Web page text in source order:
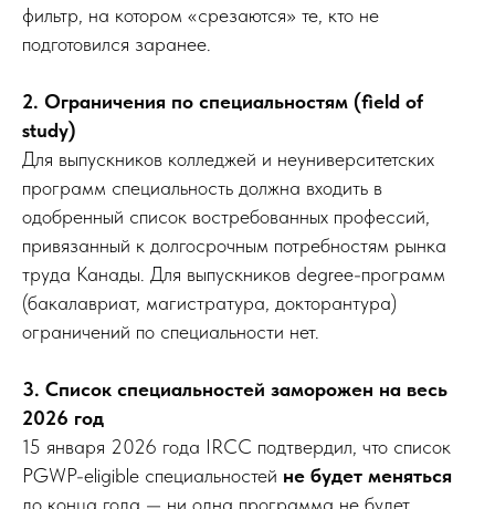
фильтр, на котором «срезаются» те, кто не
подготовился заранее.
2. Ограничения по специальностям (field of
study)
Для выпускников колледжей и неуниверситетских
программ специальность должна входить в
одобренный список востребованных профессий,
привязанный к долгосрочным потребностям рынка
труда Канады. Для выпускников degree-программ
(бакалавриат, магистратура, докторантура)
ограничений по специальности нет.
3. Список специальностей заморожен на весь
2026 год
15 января 2026 года IRCC подтвердил, что список
PGWP-eligible специальностей не будет меняться
до конца года — ни одна программа не будет